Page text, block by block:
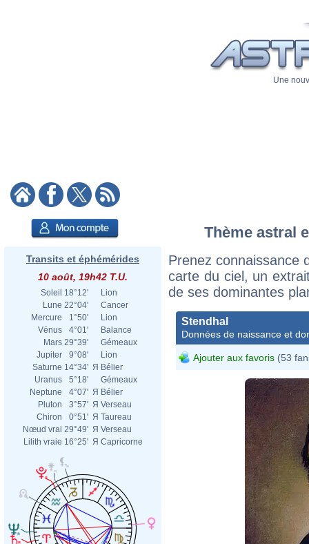
Une
Transits et éphémérides
10 août, 19h42 T.U.
Soleil 18°12'
Lion
Lune 22°04'
Cancer
Mercure
1°50'
Lion
Vénus
4°01'
Balance
Mars 29°39'
Gémeaux
Jupiter
9°08'
Lion
Saturne 14°34' Я Bélier
Uranus
5°18'
Gémeaux
Neptune
4°07' Я Bélier
Pluton
3°57' Я Verseau
Chiron
0°51' Я Taureau
Nœud vrai 29°49' Я Verseau
Lilith vraie 16°25' Я Capricorne
Thème astral
Prenez connaissance
carte du ciel, un
de ses dominantes
Stendhal
Données de naissance et
Ajouter aux favoris (53